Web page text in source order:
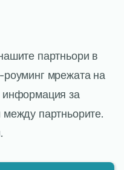
партньори в
мрежата на
за
между партньорите.